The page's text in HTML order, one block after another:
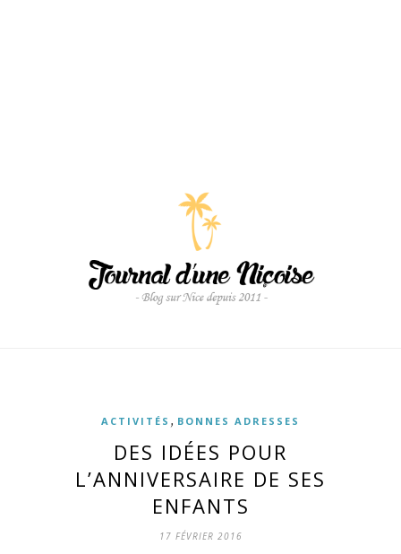
ACTIVITÉS , BONNES ADRESSES
DES IDÉES POUR
L’ANNIVERSAIRE DE SES
ENFANTS
17 FÉVRIER 2016